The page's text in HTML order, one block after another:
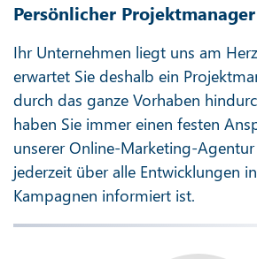
Persönlicher Projektmanager
Ihr Unternehmen liegt uns am
erwartet Sie deshalb ein
durch das ganze Vorhaben
haben Sie immer einen festen
unserer Online-Marketing-
jederzeit über alle Entwicklungen
Kampagnen informiert ist.